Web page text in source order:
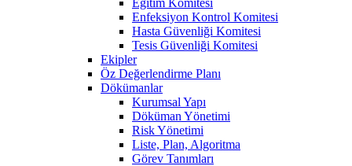
Enfeksiyon Kontrol Komitesi
Hasta Güvenliği Komitesi
Tesis Güvenliği Komitesi
Ekipler
Öz Değerlendirme Planı
Dökümanlar
Kurumsal Yapı
Döküman Yönetimi
Risk Yönetimi
Liste, Plan, Algoritma
Görev Tanımları